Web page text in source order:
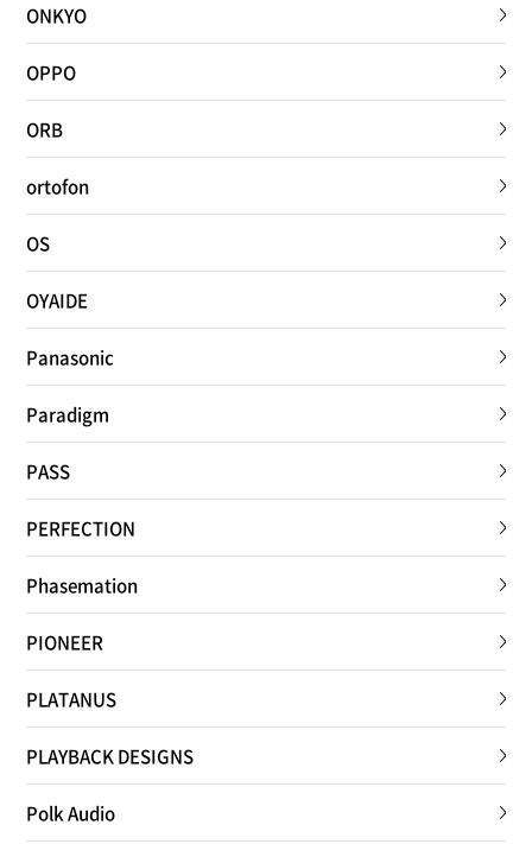
ONKYO
OPPO
ORB
ortofon
OS
OYAIDE
Panasonic
Paradigm
PASS
PERFECTION
Phasemation
PIONEER
PLATANUS
PLAYBACK DESIGNS
Polk Audio